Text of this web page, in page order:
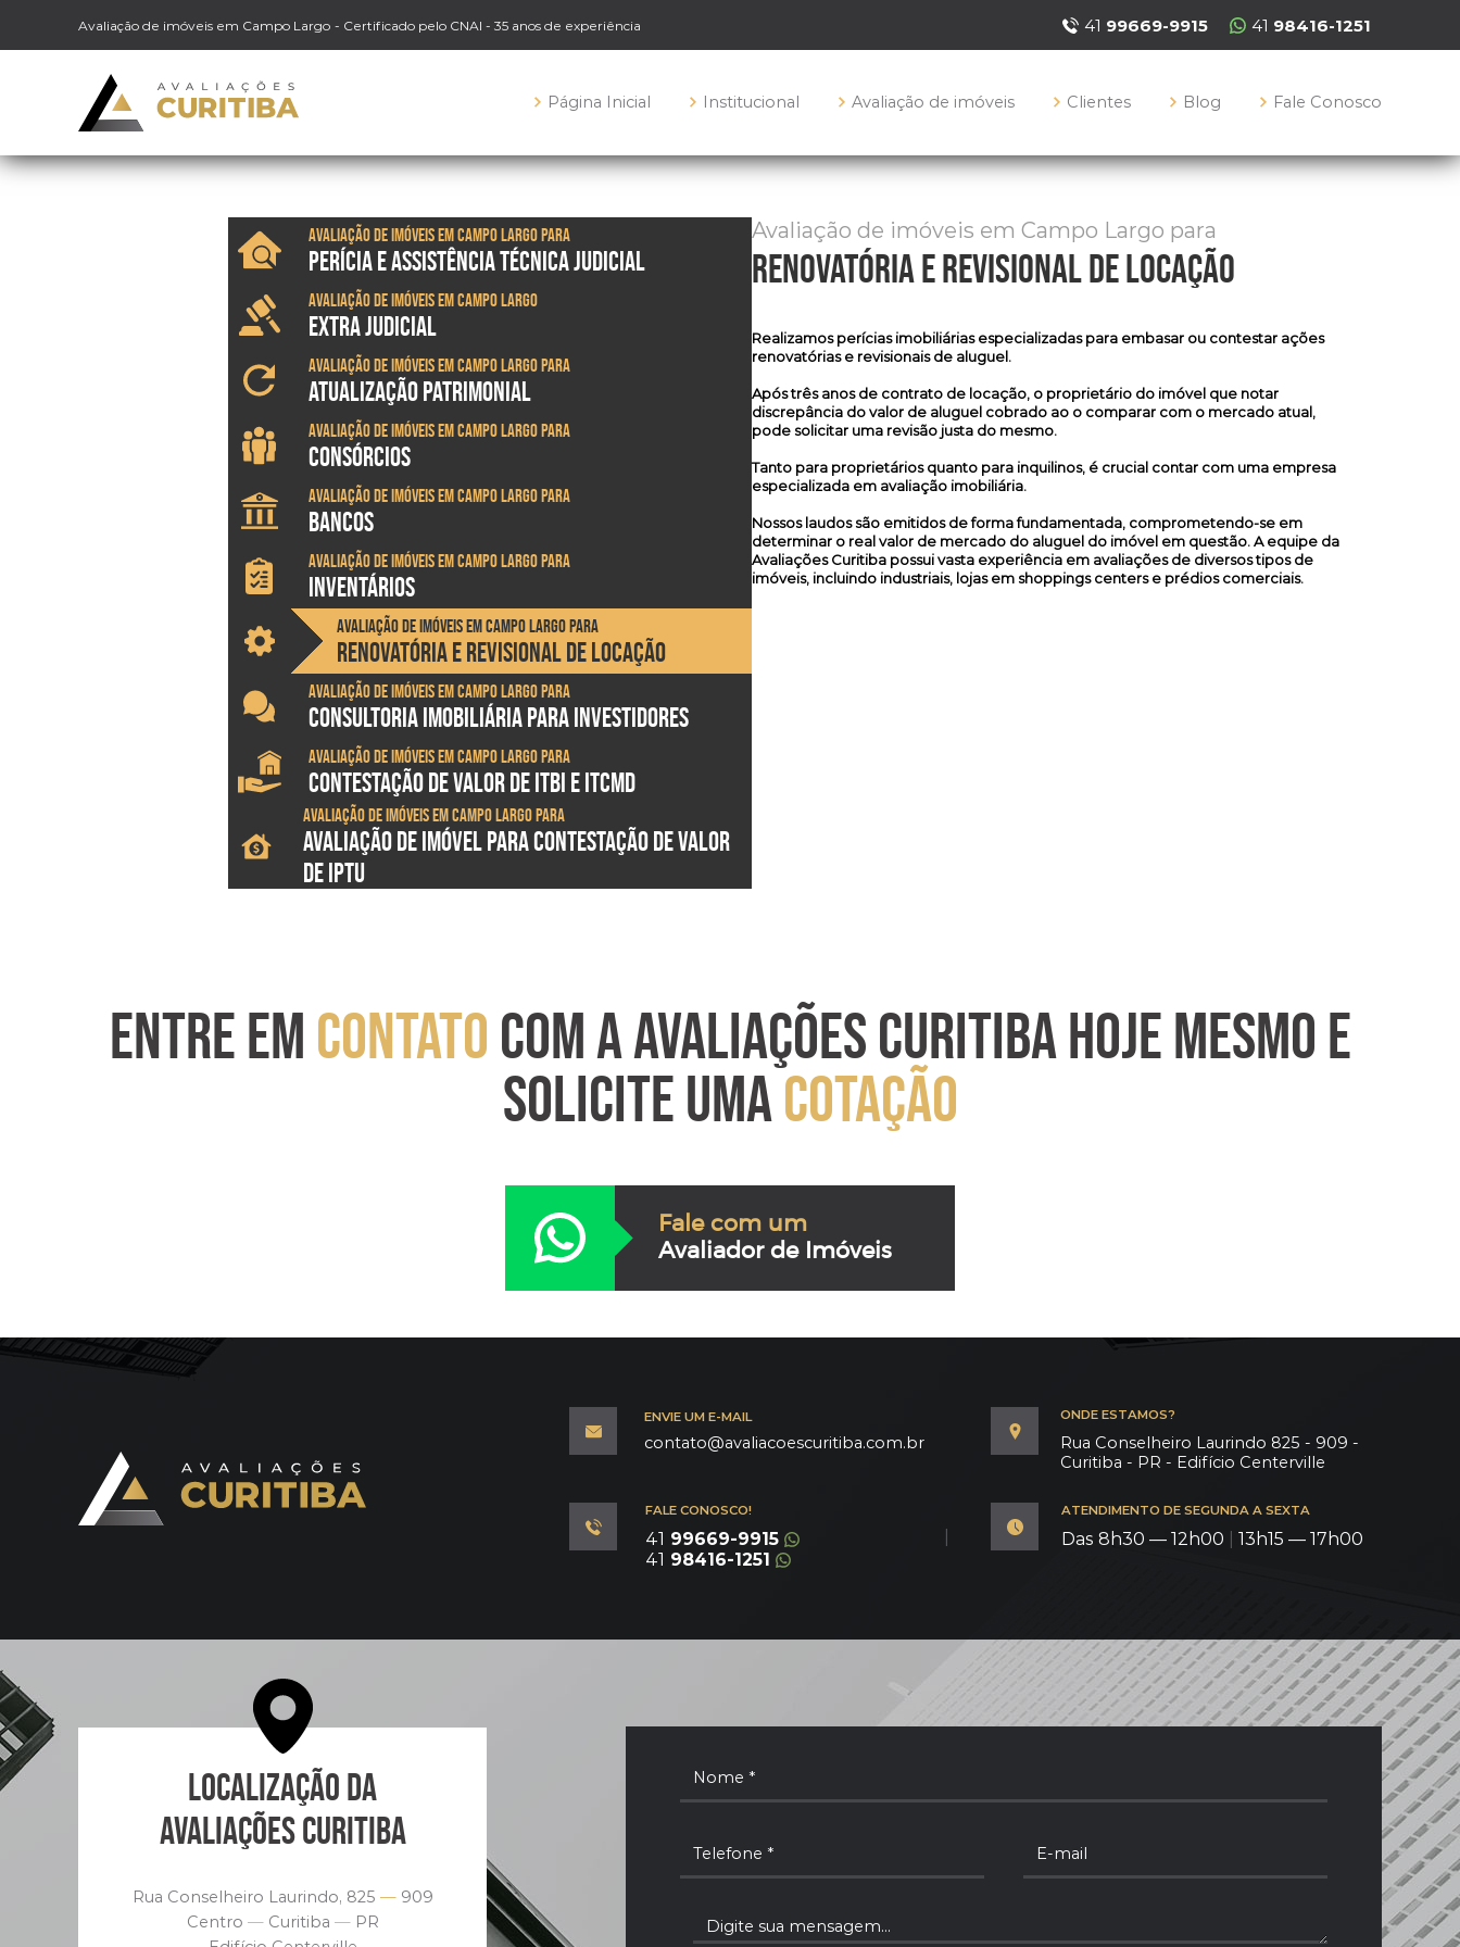
Avaliação de imóveis em Campo Largo - Certificado pelo CNAI - 35 anos de experiência 41 99669-9915 41 98416-1251
Página Inicial Institucional Avaliação de imóveis Clientes Blog Fale Conosco
Avaliação de imóveis em Campo Largo para
PERÍCIA E ASSISTÊNCIA TÉCNICA JUDICIAL
Avaliação de imóveis em Campo Largo
EXTRA JUDICIAL
Avaliação de imóveis em Campo Largo para
ATUALIZAÇÃO PATRIMONIAL
Avaliação de imóveis em Campo Largo para
CONSÓRCIOS
Avaliação de imóveis em Campo Largo para
BANCOS
Avaliação de imóveis em Campo Largo para
INVENTÁRIOS
Avaliação de imóveis em Campo Largo para
RENOVATÓRIA E REVISIONAL DE LOCAÇÃO
Avaliação de imóveis em Campo Largo para
CONSULTORIA IMOBILIÁRIA PARA INVESTIDORES
Avaliação de imóveis em Campo Largo para
CONTESTAÇÃO DE VALOR DE ITBI E ITCMD
Avaliação de imóveis em Campo Largo para
AVALIAÇÃO DE IMÓVEL PARA CONTESTAÇÃO DE VALOR
DE IPTU
Avaliação de imóveis em Campo Largo para
renovatória e revisional de locação
Realizamos perícias imobiliárias especializadas para embasar ou contestar ações
renovatórias e revisionais de aluguel.
Após três anos de contrato de locação, o proprietário do imóvel que notar
discrepância do valor de aluguel cobrado ao o comparar com o mercado atual,
pode solicitar uma revisão justa do mesmo.
Tanto para proprietários quanto para inquilinos, é crucial contar com uma empresa
especializada em avaliação imobiliária.
Nossos laudos são emitidos de forma fundamentada, comprometendo-se em
determinar o real valor de mercado do aluguel do imóvel em questão. A equipe da
Avaliações Curitiba possui vasta experiência em avaliações de diversos tipos de
imóveis, incluindo industriais, lojas em shoppings centers e prédios comerciais.
ENTRE EM CONTATO COM A AVALIAÇÕES CURITIBA HOJE MESMO E
SOLICITE UMACOTAÇÃO
Fale com um
Avaliador de Imóveis
ENVIE UM E-MAIL
contato@avaliacoescuritiba.com.br
ONDE ESTAMOS?
Rua Conselheiro Laurindo 825 - 909 -
Curitiba - PR - Edifício Centerville
FALE CONOSCO!
41 99669-9915
41 98416-1251
ATENDIMENTO DE SEGUNDA A SEXTA
Das 8h30 — 12h00 13h15 — 17h00
LOCALIZAÇÃO DA
AVALIAÇÕES CURITIBA
Rua Conselheiro Laurindo, 825 —909
Centro —Curitiba —PR